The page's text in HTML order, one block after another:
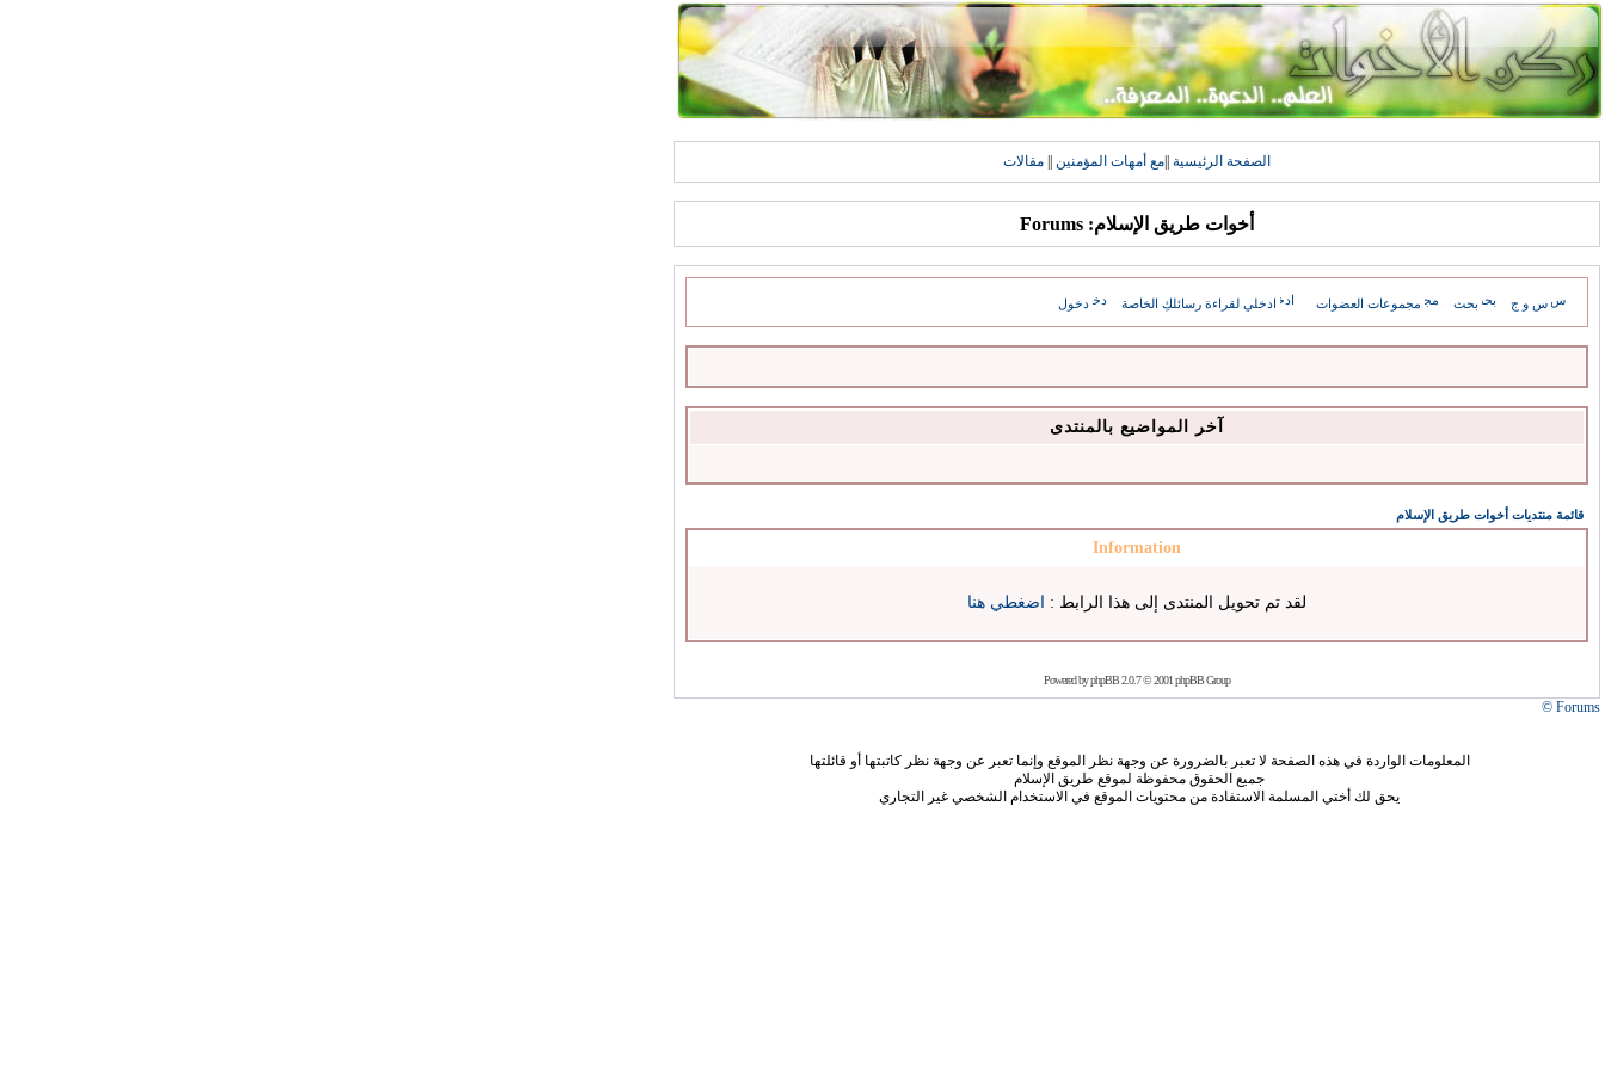
الصفحة الرئيسية مع أمهات المؤمنين مقالات
أخوات طريق الإسلام: Forums
س و ج بحث مجموعات العضوات ادخلي لقراءة رسائلكِ الخاصة دخول
آخر المواضيع بالمنتدى
قائمة منتديات أخوات طريق الإسلام
Information
لقد تم تحويل المنتدى إلى هذا الرابط : اضغطي هنا
Powered byphpBB2.0.7 © 2001 phpBB Group
Forums ©
المعلومات الواردة في هذه الصفحة لا تعبر بالضرورة عن وجهة نظر الموقع وإنما تعبر عن وجهة نظر كاتبتها أو قائلتها
جميع الحقوق محفوظة لموقع طريق الإسلام
يحق لك أختي المسلمة الاستفادة من محتويات الموقع في الاستخدام الشخصي غير التجاري